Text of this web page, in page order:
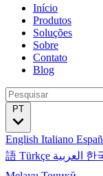
Início
Produtos
Soluções
Sobre
Contato
Blog
English Italiano
語 Türkçe 한